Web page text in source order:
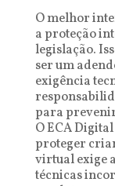
O melhor
a proteção
legislação.
ser um
exigência
para
O ECA
proteger
virtual exige
técnicas